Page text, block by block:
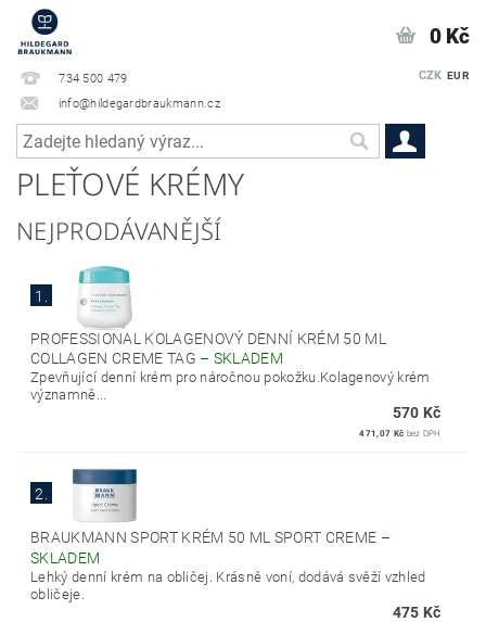
734 500 479
info@hildegardbraukmann.cz
CZK EUR
0 Kč
PLEŤOVÉ KRÉMY
NEJPRODÁVANĚJŠÍ
1.
PROFESSIONAL KOLAGENOVÝ DENNÍ KRÉM 50 ML
COLLAGEN CREME TAG – SKLADEM
Zpevňující denní krém pro náročnou pokožku.Kolagenový krém
významně...
570 Kč
471,07 Kč bez DPH
2.
BRAUKMANN SPORT KRÉM 50 ML SPORT CREME –
SKLADEM
Lehký denní krém na obličej. Krásně voní, dodává svěží vzhled
obličeje.
475 Kč